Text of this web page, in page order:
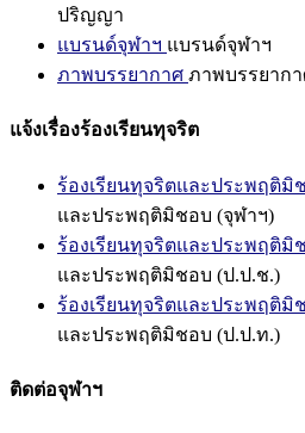
ปริญญา
แบรนด์จุฬาฯ แบรนด์จุฬาฯ
ภาพบรรยากาศ ภาพบรรยาก
แจ้งเรื่องร้องเรียนทุจริต
ร้องเรียนทุจริตและประพฤติมิ
และประพฤติมิชอบ (จุฬาฯ)
ร้องเรียนทุจริตและประพฤติมิ
และประพฤติมิชอบ (ป.ป.ช.)
ร้องเรียนทุจริตและประพฤติมิ
และประพฤติมิชอบ (ป.ป.ท.)
ติดต่อจุฬาฯ